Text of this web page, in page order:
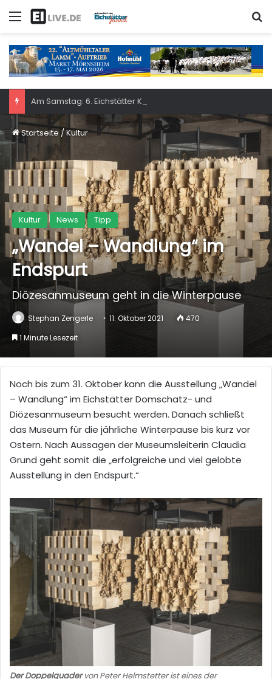
Menü
Startseite/Kultur
Kultur News Tipp
„Wandel – Wandlung“ im
Endspurt
Diözesanmuseum geht in die Winterpause
Stephan Zengerle 11. Oktober 2021
470
1 Minute Lesezeit
Noch bis zum 31. Oktober kann die Ausstellung „Wandel
– Wandlung“ im Eichstätter Domschatz- und
Diözesanmuseum besucht werden. Danach schließt
das Museum für die jährliche Winterpause bis kurz vor
Ostern. Nach Aussagen der Museumsleiterin Claudia
Grund geht somit die „erfolgreiche und viel gelobte
Ausstellung in den Endspurt.“
Der Doppelquadervon Peter Helmstetter ist eines der